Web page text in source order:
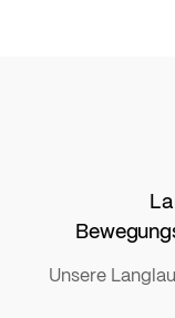
Unsere